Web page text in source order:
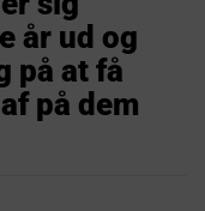
år ud og
på at få
på dem